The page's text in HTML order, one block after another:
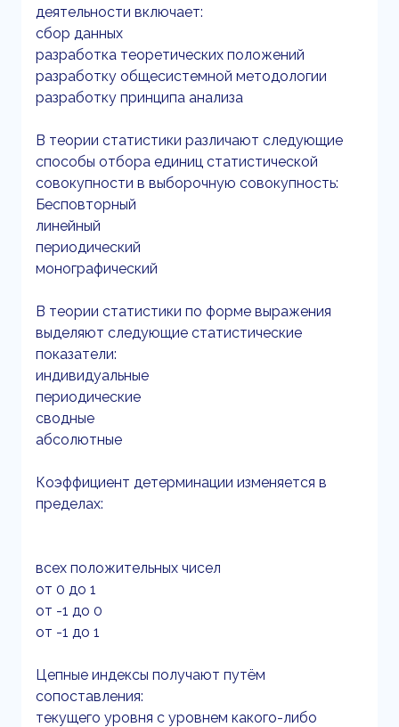
деятельности включает:
сбор данных
разработка теоретических положений
разработку общесистемной методологии
разработку принципа анализа
В теории статистики различают следующие
способы отбора единиц статистической
совокупности в выборочную совокупность:
Бесповторный
линейный
периодический
монографический
В теории статистики по форме выражения
выделяют следующие статистические
показатели:
индивидуальные
периодические
сводные
абсолютные
Коэффициент детерминации изменяется в
пределах:
всех положительных чисел
от 0 до 1
от -1 до 0
от -1 до 1
Цепные индексы получают путём
сопоставления:
текущего уровня с уровнем какого-либо